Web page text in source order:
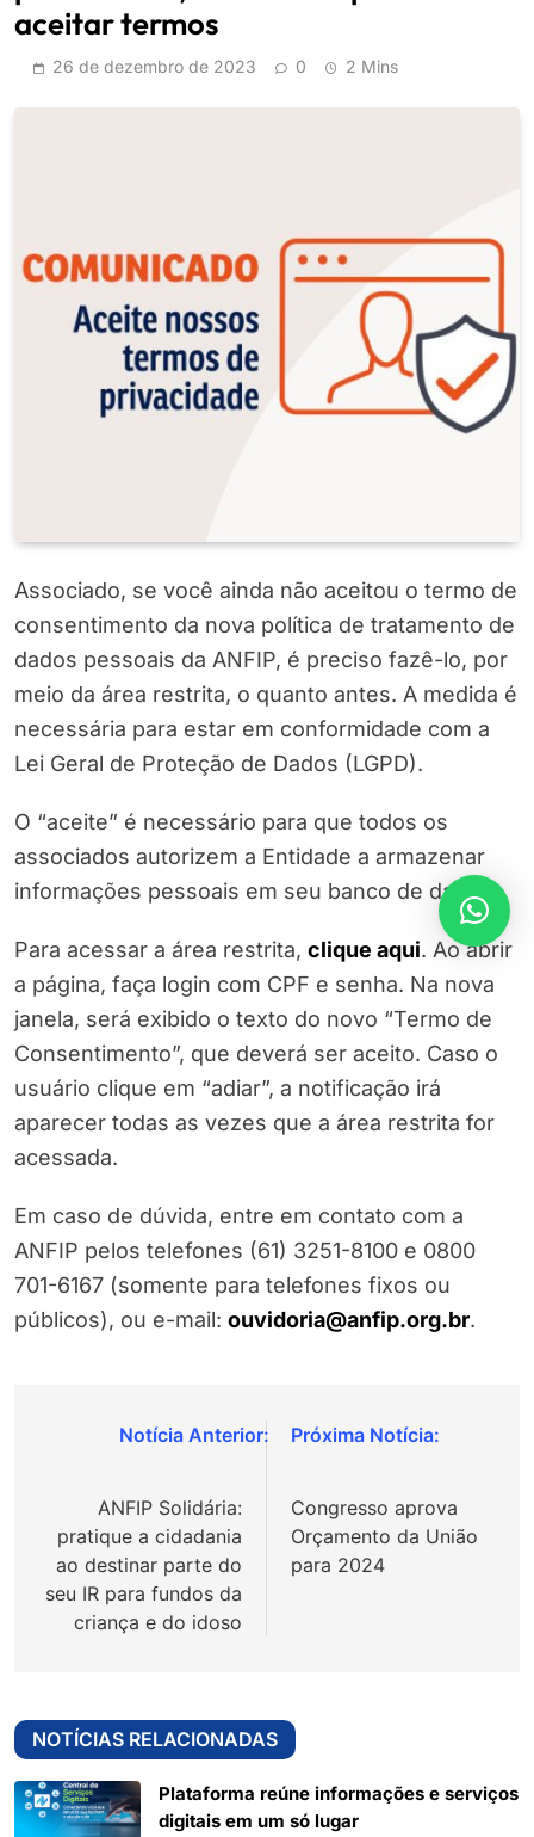
aceitar termos
26 de dezembro de 2023 0 2 Mins
Associado, se você ainda não aceitou o termo de
consentimento da nova política de tratamento de
dados pessoais da ANFIP, é preciso fazê-lo, por
meio da área restrita, o quanto antes. A medida é
necessária para estar em conformidade com a
Lei Geral de Proteção de Dados (LGPD).
O “aceite” é necessário para que todos os
associados autorizem a Entidade a armazenar
informações pessoais em seu banco de dados.
Para acessar a área restrita, clique aqui. Ao abrir
a página, faça login com CPF e senha. Na nova
janela, será exibido o texto do novo “Termo de
Consentimento”, que deverá ser aceito. Caso o
usuário clique em “adiar”, a notificação irá
aparecer todas as vezes que a área restrita for
acessada.
Em caso de dúvida, entre em contato com a
ANFIP pelos telefones (61) 3251-8100 e 0800
701-6167 (somente para telefones fixos ou
públicos), ou e-mail: ouvidoria@anfip.org.br.
Navegação
Post
ANFIP Solidária:
pratique a cidadania
ao destinar parte do
seu IR para fundos da
criança e do idoso
Congresso aprova
Orçamento da União
para 2024
NOTÍCIAS RELACIONADAS
Plataforma reúne informações e serviços
digitais em um só lugar